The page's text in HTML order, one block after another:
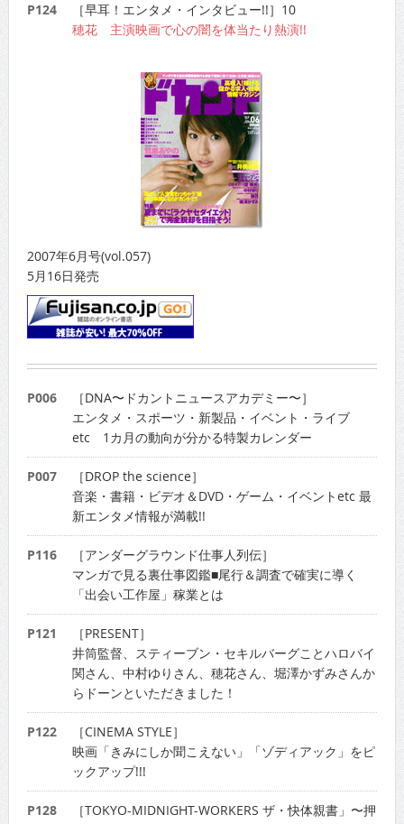
P124
［早耳！エンタメ・インタビュー!!］10
穂花 主演映画で心の闇を体当たり熱演!!
2007年6月号(vol.057)
5月16日発売
P006
［DNA〜ドカントニュースアカデミー〜］
エンタメ・スポーツ・新製品・イベント・ライブ
etc 1カ月の動向が分かる特製カレンダー
P007
［DROP the science］
音楽・書籍・ビデオ＆DVD・ゲーム・イベントetc 最
新エンタメ情報が満載!!
P116
［アンダーグラウンド仕事人列伝］
マンガで見る裏仕事図鑑■尾行＆調査で確実に導く
「出会い工作屋」稼業とは
P121
［PRESENT］
井筒監督、スティーブン・セキルバーグことハロバイ
関さん、中村ゆりさん、穂花さん、堀澤かずみさんか
らドーンといただきました！
P122
［CINEMA STYLE］
映画「きみにしか聞こえない」「ゾディアック」をピ
ックアップ!!!
P128
［TOKYO-MIDNIGHT-WORKERS ザ・快体親書」〜押